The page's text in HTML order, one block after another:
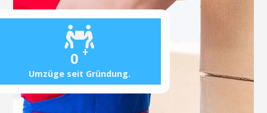
0 +
Umzüge seit Gründung.